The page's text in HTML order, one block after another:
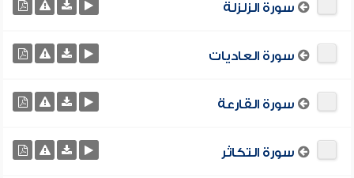
سورة الزلزلة
سورة العاديات
سورة القارعة
سورة التكاثر